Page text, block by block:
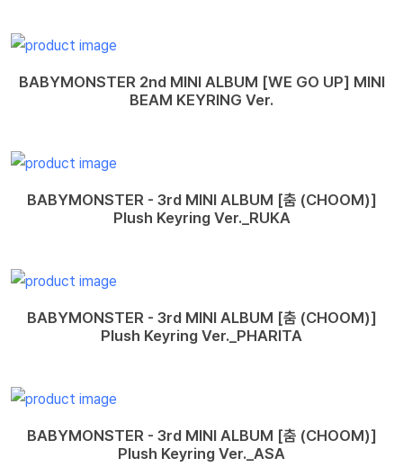
BABYMONSTER 2nd MINI ALBUM [WE GO UP] MINI
BEAM KEYRING Ver.
BABYMONSTER - 3rd MINI ALBUM [춤 (CHOOM)]
Plush Keyring Ver._RUKA
BABYMONSTER - 3rd MINI ALBUM [춤 (CHOOM)]
Plush Keyring Ver._PHARITA
BABYMONSTER - 3rd MINI ALBUM [춤 (CHOOM)]
Plush Keyring Ver._ASA